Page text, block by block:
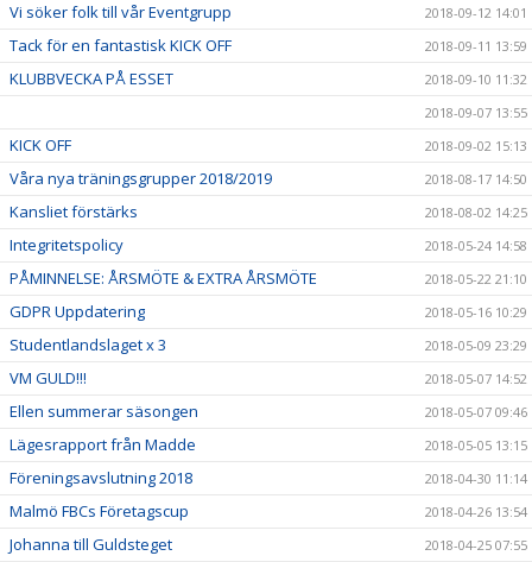
Vi söker folk till vår Eventgrupp 2018-09-12 14:01
Tack för en fantastisk KICK OFF 2018-09-11 13:59
KLUBBVECKA PÅ ESSET
2018-09-10 11:32
2018-09-07 13:55
KICK OFF 2018-09-02 15:13
Våra nya träningsgrupper 2018/2019 2018-08-17 14:50
Kansliet förstärks 2018-08-02 14:25
Integritetspolicy 2018-05-24 14:58
PÅMINNELSE: ÅRSMÖTE & EXTRA ÅRSMÖTE 2018-05-22 21:10
GDPR Uppdatering 2018-05-16 10:29
Studentlandslaget x 3 2018-05-09 23:29
VM GULD!!! 2018-05-07 14:52
Ellen summerar säsongen 2018-05-07 09:46
Lägesrapport från Madde 2018-05-05 13:15
Föreningsavslutning 2018 2018-04-30 11:14
Malmö FBCs Företagscup 2018-04-26 13:54
Johanna till Guldsteget 2018-04-25 07:55